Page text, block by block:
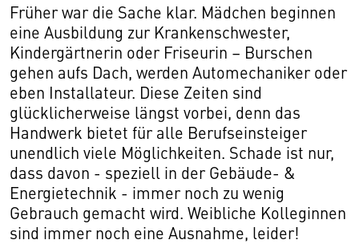
Früher war die Sache klar. Mädchen beginnen
eine Ausbildung zur Krankenschwester,
Kindergärtnerin oder Friseurin – Burschen
gehen aufs Dach, werden Automechaniker oder
eben Installateur. Diese Zeiten sind
glücklicherweise längst vorbei, denn das
Handwerk bietet für alle Berufseinsteiger
unendlich viele Möglichkeiten. Schade ist nur,
dass davon - speziell in der Gebäude- &
Energietechnik - immer noch zu wenig
Gebrauch gemacht wird. Weibliche Kolleginnen
sind immer noch eine Ausnahme, leider!